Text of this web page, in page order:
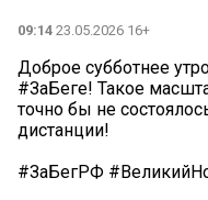
09:14 23.05.2026 16+
Доброе субботнее
#ЗаБеге! Такое
точно бы не
дистанции!
#ЗаБегРФ